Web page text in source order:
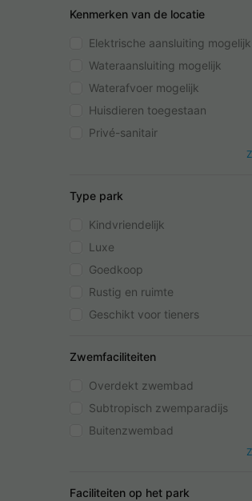
Kenmerken van de locatie
Elektrische aansluiting mogelijk
Wateraansluiting mogelijk
Waterafvoer mogelijk
Huisdieren toegestaan
Privé-sanitair
Type park
Kindvriendelijk
Luxe
Goedkoop
Rustig en ruimte
Geschikt voor tieners
Zwemfaciliteiten
Overdekt zwembad
Subtropisch zwemparadijs
Buitenzwembad
Faciliteiten op het park